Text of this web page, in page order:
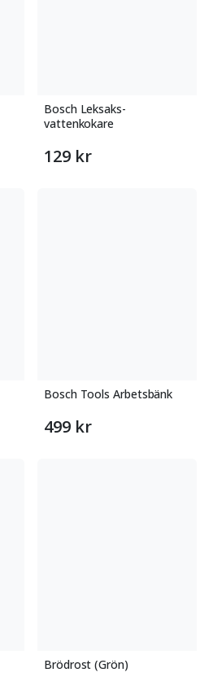
Bosch Leksaks-
vattenkokare
129 kr
Bosch Tools Arbetsbänk
499 kr
Brödrost (Grön)